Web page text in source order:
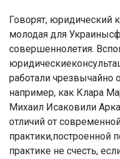
Говорят, юридический
молодая для
совершеннолетия.
работали чрезвычайно
например, как Клара
Михаил Исаковили
отличий от
практики,построенной
практике не счесть,